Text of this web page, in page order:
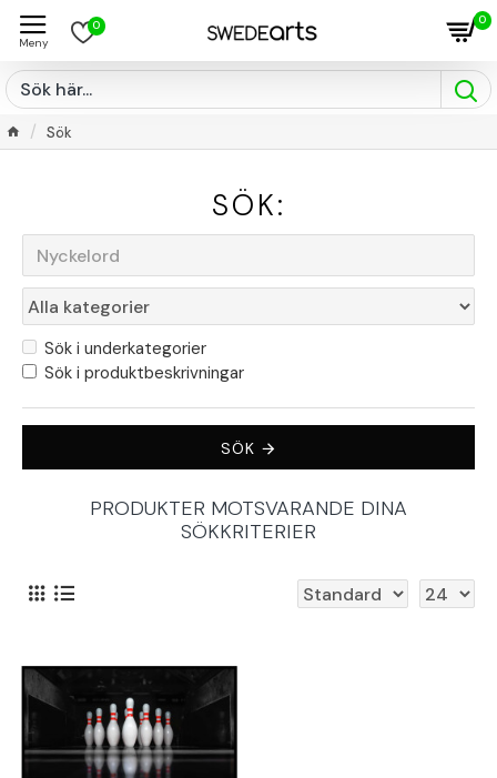
0 0
Sök
SÖK:
Sök i underkategorier
Sök i produktbeskrivningar
SÖK
PRODUKTER MOTSVARANDE DINA
SÖKKRITERIER